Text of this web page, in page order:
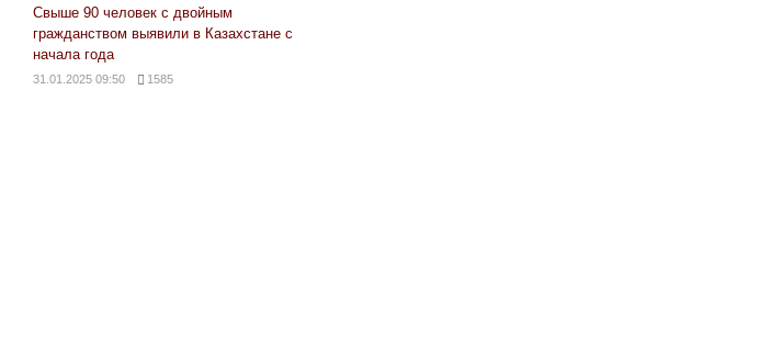
Свыше 90 человек с двойным
гражданством выявили в Казахстане с
начала года
31.01.2025 09:50 1585